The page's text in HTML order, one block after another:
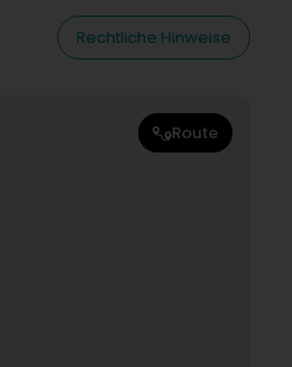
Rechtliche Hinweise
Route